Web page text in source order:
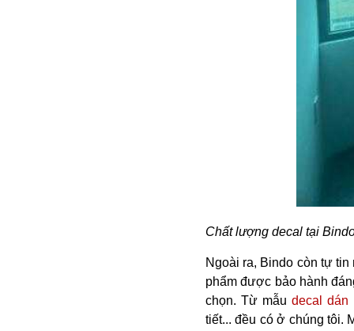
Chất lượng decal tại
Ngoài ra, Bindo còn tự
phẩm được bảo hành
chọn. Từ mẫu decal dán
tiết... đều có ở chúng tôi.